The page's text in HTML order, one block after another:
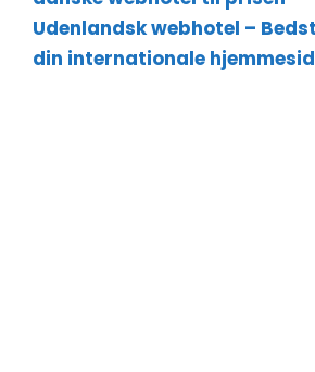
Udenlandsk webhotel –
din internationale